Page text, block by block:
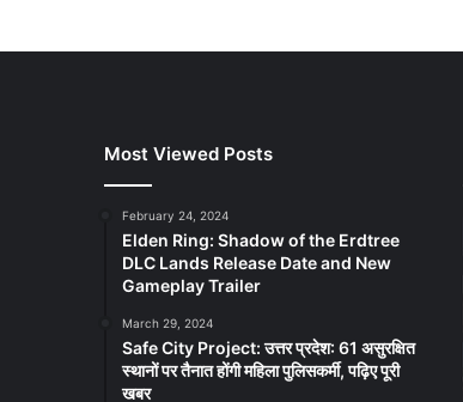
Most Viewed Posts
February 24, 2024
Elden Ring: Shadow of the Erdtree
DLC Lands Release Date and New
Gameplay Trailer
March 29, 2024
Safe City Project: उत्तर प्रदेश: 61 असुरक्षित
स्थानों पर तैनात होंगी महिला पुलिसकर्मी, पढ़िए पूरी
खबर